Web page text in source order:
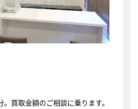
買取金額のご相談に乗ります。